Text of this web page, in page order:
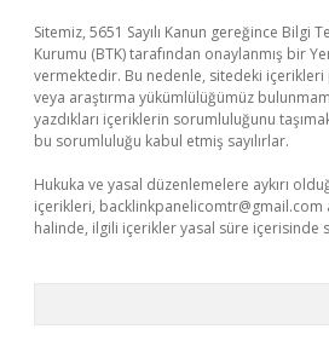
Sitemiz, 5651 Sayılı Kanun gereğince Bilgi
Kurumu (BTK) tarafından onaylanmış bir
vermektedir. Bu nedenle, sitedeki
veya araştırma yükümlülüğümüz
yazdıkları içeriklerin sorumluluğunu
bu sorumluluğu kabul etmiş sayılırlar.
Hukuka ve yasal düzenlemelere aykırı
içerikleri, backlinkpanelicomtr@gmail.com
halinde, ilgili içerikler yasal süre içerisinde